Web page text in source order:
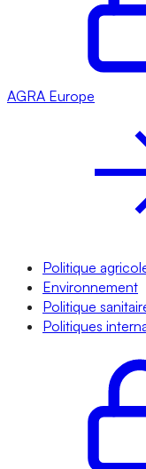
AGRA Europe
Politique
Environnement
Politique
Politiques